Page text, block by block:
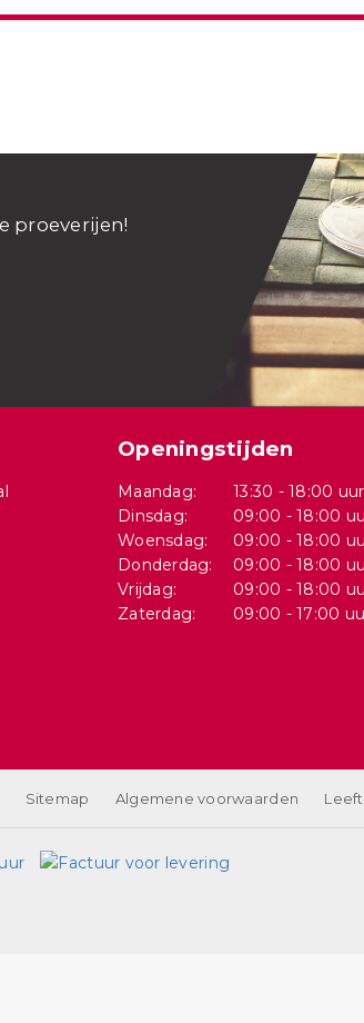
proeverijen!
Openingstijden
Maandag:
13:30 - 18:00 uur
Dinsdag:
09:00 - 18:00
Woensdag:
09:00 - 18:00
Donderdag:
09:00 - 18:00
Vrijdag:
09:00 - 18:00
Zaterdag:
09:00 - 17:00
Sitemap Algemene voorwaarden